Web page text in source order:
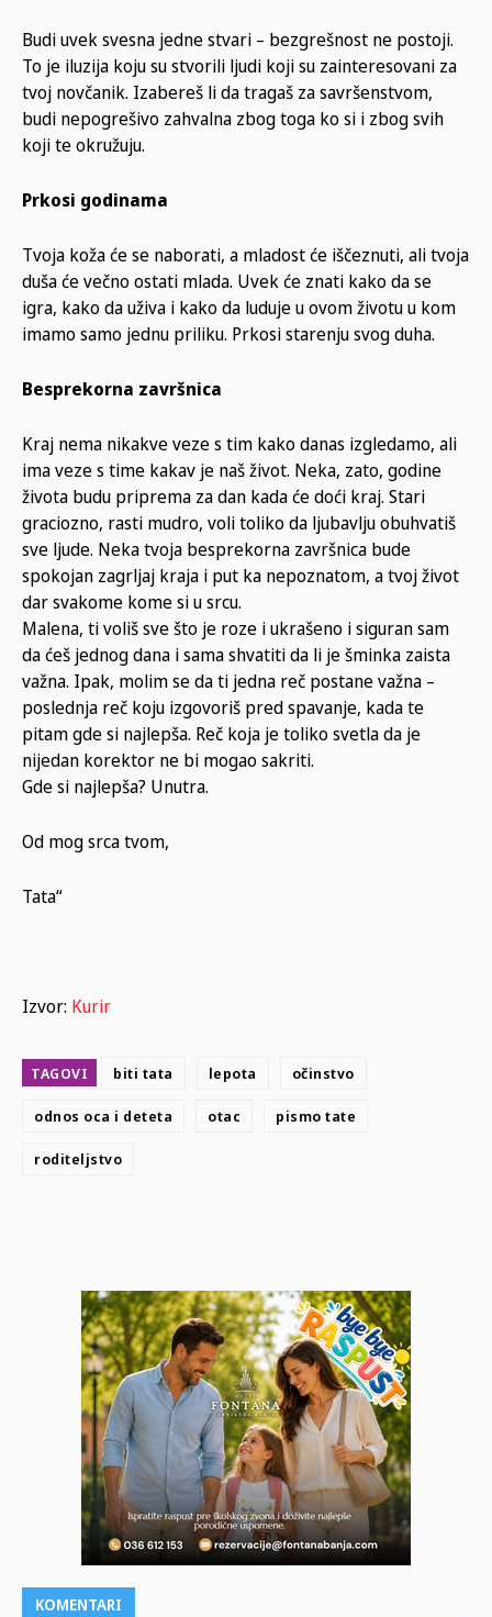
Budi uvek svesna jedne stvari – bezgrešnost ne postoji.
To je iluzija koju su stvorili ljudi koji su zainteresovani za
tvoj novčanik. Izabereš li da tragaš za savršenstvom,
budi nepogrešivo zahvalna zbog toga ko si i zbog svih
koji te okružuju.
Prkosi godinama
Tvoja koža će se naborati, a mladost će iščeznuti, ali tvoja
duša će večno ostati mlada. Uvek će znati kako da se
igra, kako da uživa i kako da luduje u ovom životu u kom
imamo samo jednu priliku. Prkosi starenju svog duha.
Besprekorna završnica
Kraj nema nikakve veze s tim kako danas izgledamo, ali
ima veze s time kakav je naš život. Neka, zato, godine
života budu priprema za dan kada će doći kraj. Stari
graciozno, rasti mudro, voli toliko da ljubavlju obuhvatiš
sve ljude. Neka tvoja besprekorna završnica bude
spokojan zagrljaj kraja i put ka nepoznatom, a tvoj život
dar svakome kome si u srcu.
Malena, ti voliš sve što je roze i ukrašeno i siguran sam
da ćeš jednog dana i sama shvatiti da li je šminka zaista
važna. Ipak, molim se da ti jedna reč postane važna –
poslednja reč koju izgovoriš pred spavanje, kada te
pitam gde si najlepša. Reč koja je toliko svetla da je
nijedan korektor ne bi mogao sakriti.
Gde si najlepša? Unutra.
Od mog srca tvom,
Tata“
Izvor: Kurir
TAGOVI biti tata lepota očinstvo
odnos oca i deteta otac pismo tate
roditeljstvo
KOMENTARI